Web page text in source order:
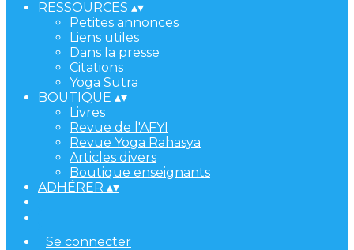
RESSOURCES ▴▾
Petites annonces
Liens utiles
Dans la presse
Citations
Yoga Sutra
BOUTIQUE ▴▾
Livres
Revue de l'AFYI
Revue Yoga Rahasya
Articles divers
Boutique enseignants
ADHÉRER ▴▾
Se connecter